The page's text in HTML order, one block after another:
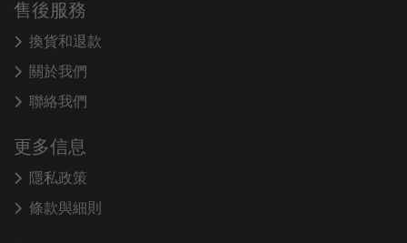
售後服務
換貨和退款
關於我們
聯絡我們
更多信息
隱私政策
條款與細則